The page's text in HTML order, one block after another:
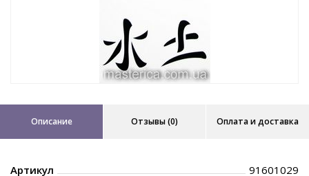
Описание Отзывы (0) Оплата и доставка
Артикул 91601029